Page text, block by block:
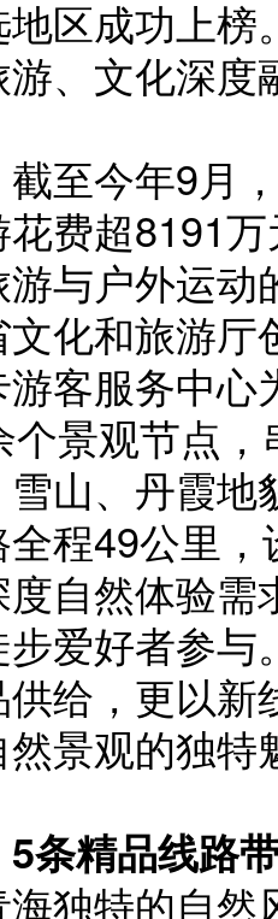
区成功上
、文化深
今年9月，
费超8191
与户外运动
和旅游厅
客服务中
个景观节点
山、丹霞地
49公里，
自然体验
步爱好者参
给，更以
景观的独
条精品线路
特的自然